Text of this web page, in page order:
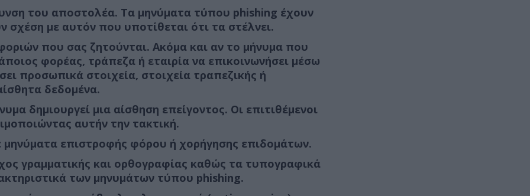
του αποστολέα. Τα μηνύματα τύπου phishing έχουν
με αυτόν που υποτίθεται ότι τα στέλνει.
που σας ζητούνται. Ακόμα και αν το μήνυμα που
φορέας, τράπεζα ή εταιρία να επικοινωνήσει μέσω
προσωπικά στοιχεία, στοιχεία τραπεζικής ή
δεδομένα.
δημιουργεί μια αίσθηση επείγοντος. Οι επιτιθέμενοι
αυτήν την τακτική.
μηνύματα επιστροφής φόρου ή χορήγησης επιδομάτων.
γραμματικής και ορθογραφίας καθώς τα τυπογραφικά
των μηνυμάτων τύπου phishing.